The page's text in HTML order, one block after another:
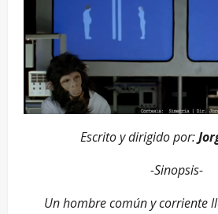
Escrito y dirigido por:
-Sinopsis-
Un hombre común y corriente